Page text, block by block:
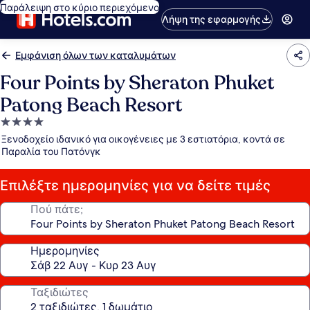
Παράλειψη στο κύριο περιεχόμενο
Λήψη της εφαρμογής
Εμφάνιση όλων των καταλυμάτων
Four Points by Sheraton Phuket
Patong Beach Resort
Κατάλυμα
με
4.0
αστέρια
Ξενοδοχείο ιδανικό για οικογένειες με 3 εστιατόρια, κοντά σε
Παραλία του Πατόνγκ
Επιλέξτε ημερομηνίες για να δείτε τιμές
Πού πάτε;
Ημερομηνίες
Ταξιδιώτες